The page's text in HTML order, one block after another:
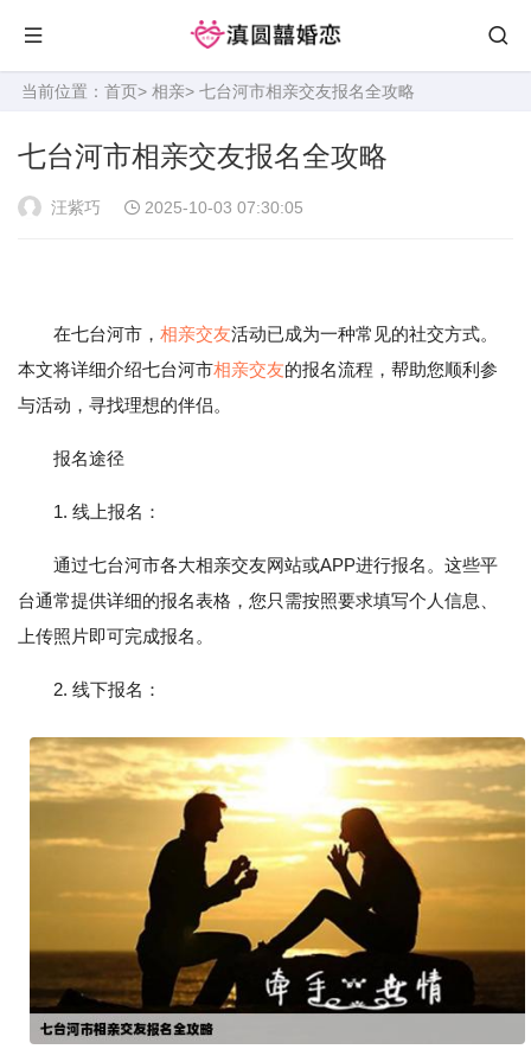
当前位置： 首页> 相亲> 七台河市相亲交友报名全攻略
七台河市相亲交友报名全攻略
汪紫巧 2025-10-03 07:30:05
在七台河市， 相亲交友活动已成为一种常见的社交方式。
本文将详细介绍七台河市相亲交友的报名流程，帮助您顺利参
与活动，寻找理想的伴侣。
报名途径
1. 线上报名：
通过七台河市各大相亲交友网站或APP进行报名。这些平
台通常提供详细的报名表格，您只需按照要求填写个人信息、
上传照片即可完成报名。
2. 线下报名：